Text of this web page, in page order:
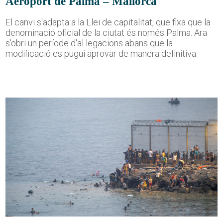
El canvi s'adapta a la Llei de capitalitat, que fixa que la
denominació oficial de la ciutat és només Palma. Ara
s'obri un període d'al·legacions abans que la
modificació es pugui aprovar de manera definitiva.